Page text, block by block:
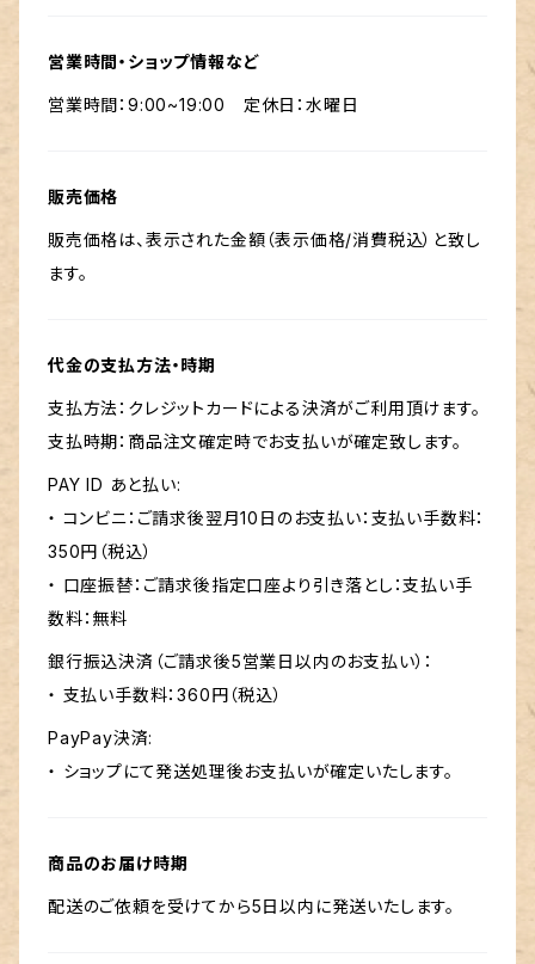
営業時間・ショップ情報など
営業時間：9:00~19:00 定休日：水曜日
販売価格
販売価格は、表示された金額（表示価格/消費税込）と致し
ます。
代金の支払方法・時期
支払方法：クレジットカードによる決済がご利用頂けます。
支払時期：商品注文確定時でお支払いが確定致します。
PAY ID あと払い:
・ コンビニ：ご請求後翌月10日のお支払い：支払い手数料：
350円（税込）
・ 口座振替：ご請求後指定口座より引き落とし：支払い手
数料：無料
銀行振込決済（ご請求後5営業日以内のお支払い）：
・ 支払い手数料：360円（税込）
PayPay決済:
・ ショップにて発送処理後お支払いが確定いたします。
商品のお届け時期
配送のご依頼を受けてから5日以内に発送いたします。